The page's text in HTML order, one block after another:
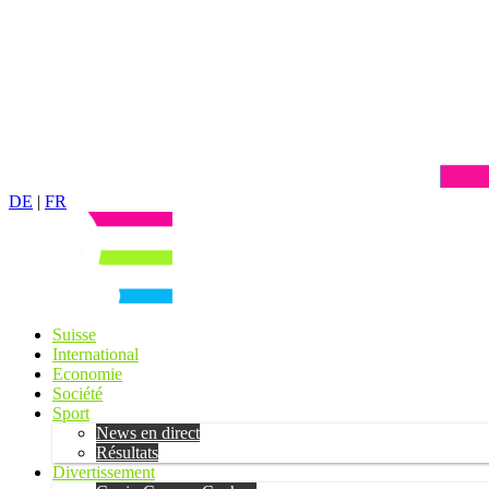
DE | FR
Suisse
International
Economie
Société
Sport
News en direct
Résultats
Divertissement